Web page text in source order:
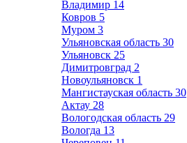
Владимир 14
Ковров 5
Муром 3
Ульяновская область 30
Ульяновск 25
Димитровград 2
Новоульяновск 1
Мангистауская область 30
Актау 28
Вологодская область 29
Вологда 13